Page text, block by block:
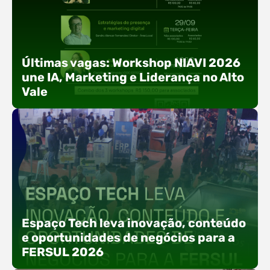
Últimas vagas: Workshop NIAVI 2026
une IA, Marketing e Liderança no Alto
Vale
Com o objetivo de impulsionar a produtividade, a
presença digital e a gestão nas empresas do
Alto Vale, o Núcleo de Tecnologia da Informação
(NIAVI), Polo ACATE-ACIRS, realiza a edição
2026 do Workshop NIAVI. O evento foi
Espaço Tech leva inovação, conteúdo
e oportunidades de negócios para a
FERSUL 2026